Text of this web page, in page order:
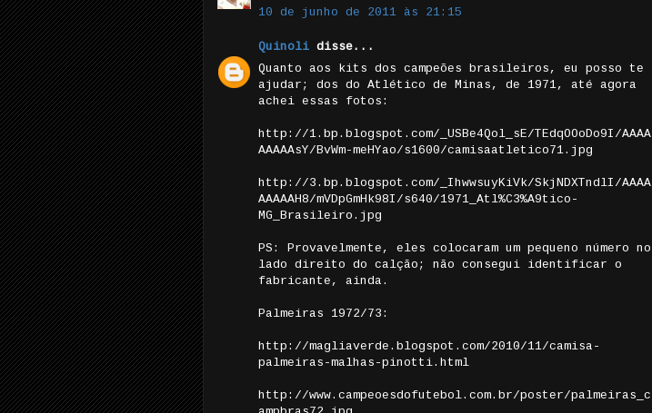
10 de junho de 2011 às 21:15
Quinoli disse...
Quanto aos kits dos campeões brasileiros, eu posso te
ajudar; dos do Atlético de Minas, de 1971, até agora
achei essas fotos:
http://1.bp.blogspot.com/_USBe4Qol_sE/TEdqOOoDo9I/AAAA
AAAAAsY/BvWm-meHYao/s1600/camisaatletico71.jpg
http://3.bp.blogspot.com/_IhwwsuyKiVk/SkjNDXTndlI/AAAA
AAAAAH8/mVDpGmHk98I/s640/1971_Atl%C3%A9tico-
MG_Brasileiro.jpg
PS: Provavelmente, eles colocaram um pequeno número no
lado direito do calção; não consegui identificar o
fabricante, ainda.
Palmeiras 1972/73:
http://magliaverde.blogspot.com/2010/11/camisa-
palmeiras-malhas-pinotti.html
http://www.campeoesdofutebol.com.br/poster/palmeiras_c